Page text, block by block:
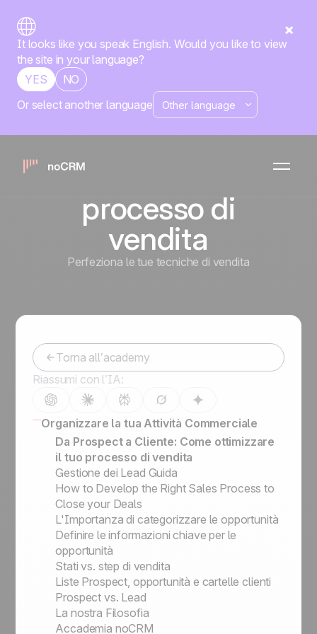
It looks like you speak English. Would you like to view
the site in your language?
YES
NO
Or select another language
Da Prospect a
Cliente: Come
ottimizzare il tuo
processo di
vendita
Perfeziona le tue tecniche di vendita
Torna all’academy
Riassumi con l’IA:
Organizzare la tua Attività Commerciale
Da Prospect a Cliente: Come ottimizzare
il tuo processo di vendita
Gestione dei Lead Guida
How to Develop the Right Sales Process to
Close your Deals
L'Importanza di categorizzare le opportunità
Definire le informazioni chiave per le
opportunità
Stati vs. step di vendita
Liste Prospect, opportunità e cartelle clienti
Prospect vs. Lead
La nostra Filosofia
Accademia noCRM